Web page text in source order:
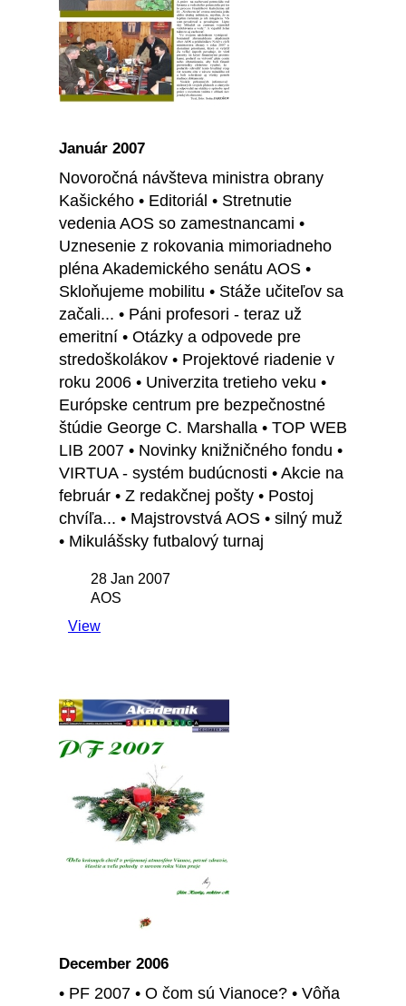
Január 2007
Novoročná návšteva ministra obrany
Kašického • Editoriál • Stretnutie
vedenia AOS so zamestnancami •
Uznesenie z rokovania mimoriadneho
pléna Akademického senátu AOS •
Skloňujeme mobilitu • Stáže učiteľov sa
začali... • Páni profesori - teraz už
emeritní • Otázky a odpovede pre
stredoškolákov • Projektové riadenie v
roku 2006 • Univerzita tretieho veku •
Európske centrum pre bezpečnostné
štúdie George C. Marshalla • TOP WEB
LIB 2007 • Novinky knižničného fondu •
VIRTUA - systém budúcnosti • Akcie na
február • Z redakčnej pošty • Postoj
chvíľa... • Majstrovstvá AOS • silný muž
• Mikulášsky futbalový turnaj
28 Jan 2007
AOS
View
December 2006
• PF 2007 • O čom sú Vianoce? • Vôňa